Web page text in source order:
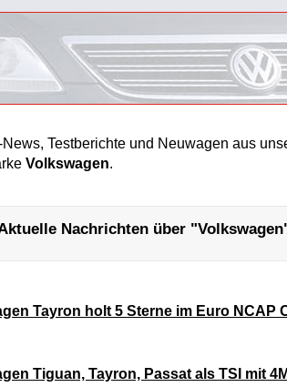
Testberichte und Neuwagen aus
Volkswagen.
Nachrichten über
Tayron holt 5 Sterne im Euro NCAP
Tiguan, Tayron, Passat als TSI mit